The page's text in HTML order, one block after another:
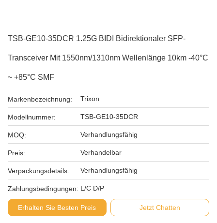
TSB-GE10-35DCR 1.25G BIDI Bidirektionaler SFP-
Transceiver Mit 1550nm/1310nm Wellenlänge 10km -40°C
~ +85°C SMF
Markenbezeichnung: Trixon
Modellnummer: TSB-GE10-35DCR
MOQ: Verhandlungsfähig
Preis: Verhandelbar
Verpackungsdetails: Verhandlungsfähig
Zahlungsbedingungen: L/C D/P
Erhalten Sie Besten Preis Jetzt Chatten